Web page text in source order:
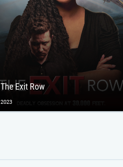
The Exit Row
2023